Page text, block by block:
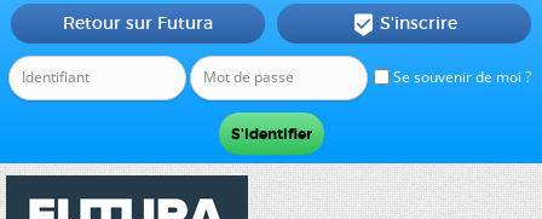
Se souvenir de moi ?
Retour sur Futura  S'inscrire